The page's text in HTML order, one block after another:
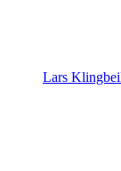
Lars